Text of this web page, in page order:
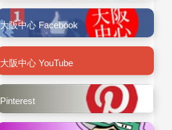
大阪中心 Facebook
大阪中心 YouTube
Pinterest